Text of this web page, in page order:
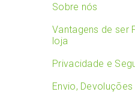
Sobre nós
Vantagens de ser
loja
Privacidade e
Envio,